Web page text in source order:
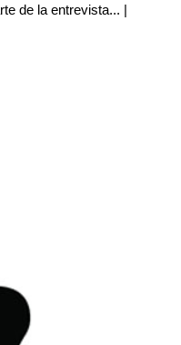
de la entrevista... |